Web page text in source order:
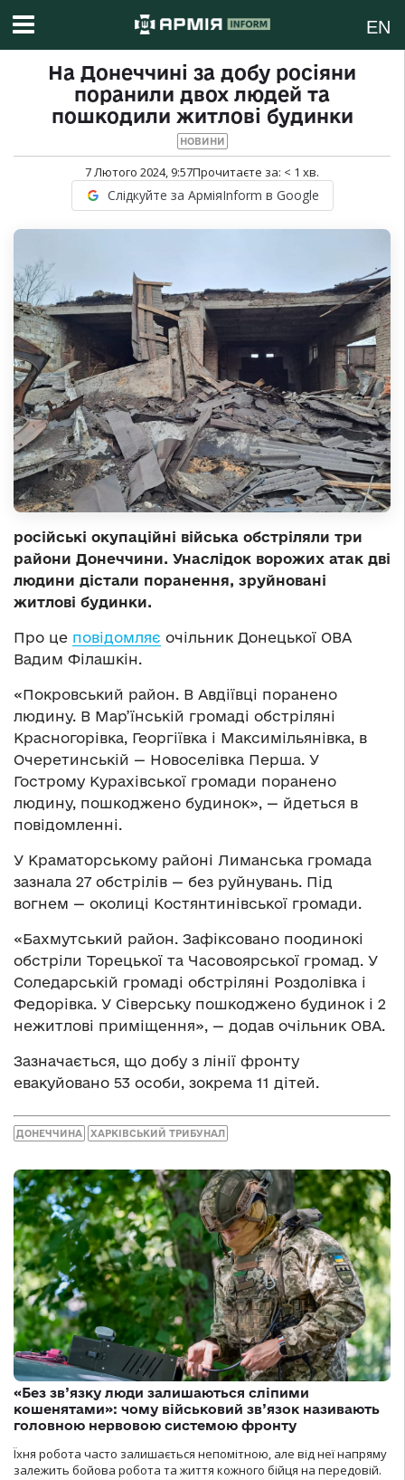
EN
На Донеччині за добу росіяни
поранили двох людей та
пошкодили житлові будинки
НОВИНИ
7 Лютого 2024, 9:57Прочитаєте за: < 1 хв.
Слідкуйте за АрміяInform в Google
російські окупаційні війська обстріляли три
райони Донеччини. Унаслідок ворожих атак дві
людини дістали поранення, зруйновані
житлові будинки.
Про це повідомляє очільник Донецької ОВА
Вадим Філашкін.
«Покровський район. В Авдіївці поранено
людину. В Мар’їнській громаді обстріляні
Красногорівка, Георгіївка і Максимільянівка, в
Очеретинській — Новоселівка Перша. У
Гострому Курахівської громади поранено
людину, пошкоджено будинок», — йдеться в
повідомленні.
У Краматорському районі Лиманська громада
зазнала 27 обстрілів — без руйнувань. Під
вогнем — околиці Костянтинівської громади.
«Бахмутський район. Зафіксовано поодинокі
обстріли Торецької та Часовоярської громад. У
Соледарській громаді обстріляні Роздолівка і
Федорівка. У Сіверську пошкоджено будинок і 2
нежитлові приміщення», — додав очільник ОВА.
Зазначається, що добу з лінії фронту
евакуйовано 53 особи, зокрема 11 дітей.
ДОНЕЧЧИНА ХАРКІВСЬКИЙ ТРИБУНАЛ
«Без зв’язку люди залишаються сліпими
кошенятами»: чому військовий зв’язок називають
головною нервовою системою фронту
Їхня робота часто залишається непомітною, але від неї напряму
залежить бойова робота та життя кожного бійця на передовій.